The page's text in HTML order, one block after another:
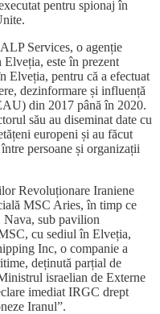
pentru spionaj în
Services, o agenție
este în prezent
Elveția, pentru că a efectuat
dezinformare și influență
din 2017 până în 2020.
său au diseminat date cu
europeni și au făcut
persoane și organizații
Revoluționare Iraniene
MSC Aries, în timp ce
Nava, sub pavilion
cu sediul în Elveția,
Inc, o companie a
deținută parțial de
israelian de Externe
imediat IRGC drept
Iranul”.